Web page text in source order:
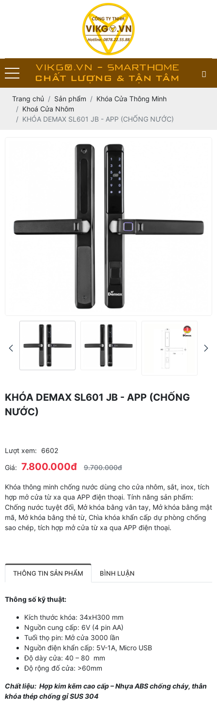
Trang chủ Sản phẩm
Khóa Cửa Thông Minh
Khoá Cửa Nhôm
KHÓA DEMAX SL601 JB - APP (CHỐNG NƯỚC)
KHÓA DEMAX SL601 JB - APP (CHỐNG
NƯỚC)
Lượt xem: 6602
Giá: 7.800.000đ 9.700.000đ
Khóa thông minh chống nước dùng cho cửa nhôm, sắt, inox, tích
hợp mở cửa từ xa qua APP điện thoại. Tính năng sản phẩm:
Chống nước tuyệt đối, Mở khóa bằng vân tay, Mở khóa bằng mật
mã, Mở khóa bằng thẻ từ, Chìa khóa khẩn cấp dự phòng chống
sao chép, tích hợp mở cửa từ xa qua APP điện thoại.
THÔNG TIN SẢN PHẨM BÌNH LUẬN
Thông số kỹ thuật:
Kích thước khóa: 34xH300 mm
Nguồn cung cấp: 6V (4 pin AA)
Tuổi thọ pin: Mở cửa 3000 lần
Nguồn điện khẩn cấp: 5V-1A, Micro USB
Độ dày cửa: 40 – 80 mm
Độ rộng đố cửa: >60mm
Chất liệu: Hợp kim kẽm cao cấp – Nhựa ABS chống cháy, thân
khóa thép chống gỉ SUS 304